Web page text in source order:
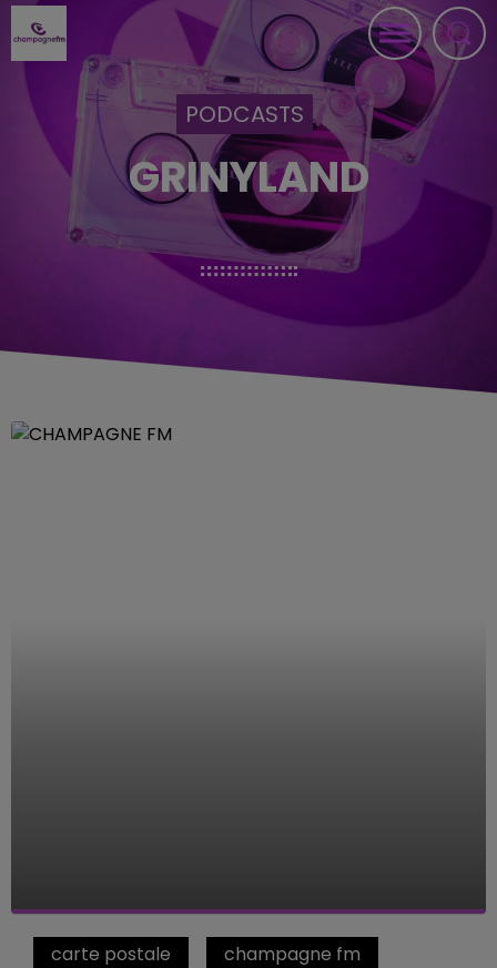
PODCASTS
GRINYLAND
carte postale
champagne fm